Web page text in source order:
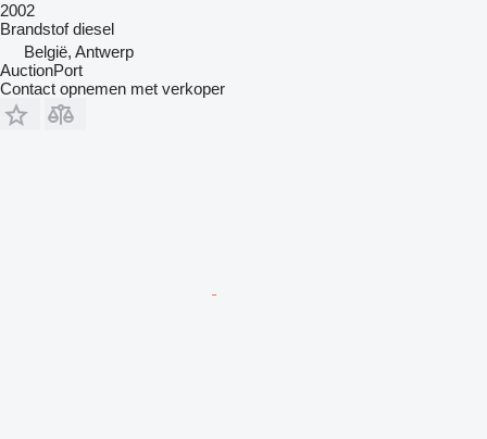
2002
Brandstof diesel
België, Antwerp
AuctionPort
Contact opnemen met verkoper